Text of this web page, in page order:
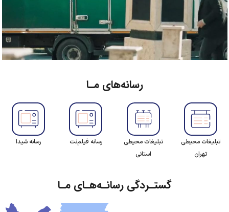
رسانه‌های مـا
تبلیغات محیطی
تهران
تبلیغات محیطی
استانی
رسانه فیلم‌نت رسانه شیدا
گستـردگی رسانـه‌هـای مـا